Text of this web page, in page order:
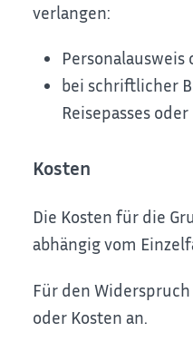
verlangen:
Personalausweis
bei schriftlicher
Reisepasses
Kosten
Die Kosten für die
abhängig vom
Für den
oder Kosten an.